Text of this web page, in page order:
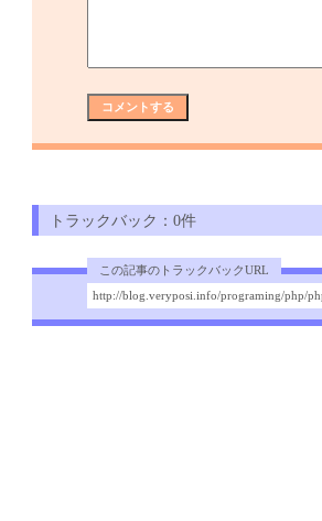
トラックバック：0件
この記事のトラックバックURL
http://blog.veryposi.info/programing/php/